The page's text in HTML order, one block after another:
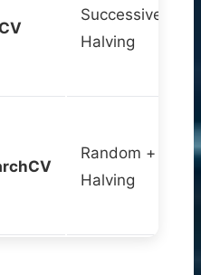
Successive
Halving
Random +
Halving